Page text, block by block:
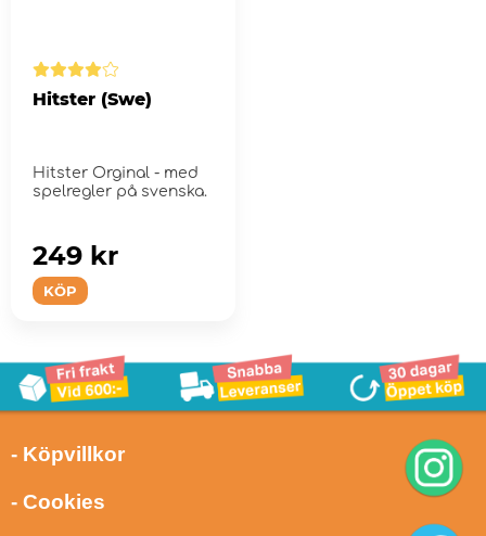
Hitster (Swe)
Hitster Orginal - med
spelregler på svenska.
KÖP
249 kr
- Köpvillkor
- Cookies